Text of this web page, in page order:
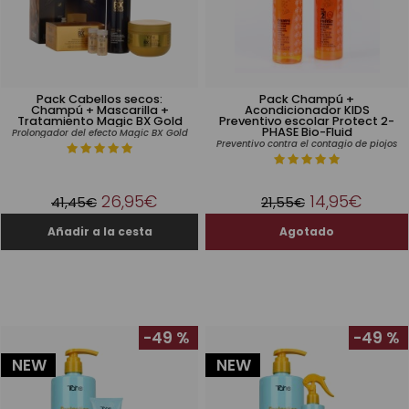
Pack Cabellos secos:
Champú + Mascarilla +
Tratamiento Magic BX Gold
Pro­lon­ga­dor del efec­to Magic BX Gold
41,45€ 26,95€
Pack Champú +
Acondicionador KIDS
Preventivo escolar Protect 2-
PHASE Bio-Fluid
Preventivo contra el contagio de piojos
21,55€ 14,95€
NEW
-49 %
NEW
-49 %